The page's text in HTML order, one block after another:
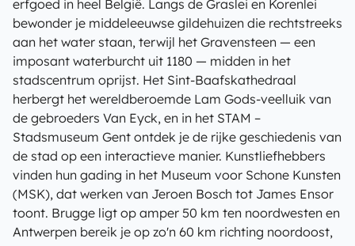
erfgoed in heel België. Langs de Graslei en Korenlei
bewonder je middeleeuwse gildehuizen die rechtstreeks
aan het water staan, terwijl het Gravensteen — een
imposant waterburcht uit 1180 — midden in het
stadscentrum oprijst. Het Sint-Baafskathedraal
herbergt het wereldberoemde Lam Gods-veelluik van
de gebroeders Van Eyck, en in het STAM –
Stadsmuseum Gent ontdek je de rijke geschiedenis van
de stad op een interactieve manier. Kunstliefhebbers
vinden hun gading in het Museum voor Schone Kunsten
(MSK), dat werken van Jeroen Bosch tot James Ensor
toont. Brugge ligt op amper 50 km ten noordwesten en
Antwerpen bereik je op zo'n 60 km richting noordoost,